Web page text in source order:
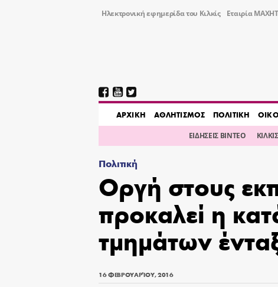
Ηλεκτρονική εφημερίδα του Κιλκίς Εταιρία
AΡΧΙΚΗ ΑΘΛΗΤΙΣΜΟΣ ΠΟΛΙΤΙΚΗ
ΕΙΔΗΣΕΙΣ ΒΙΝΤΕΟ
Πολιτική
Οργή στους
προκαλεί η
τμημάτων
16 ΦΕΒΡΟΥΑΡΊΟΥ, 2016